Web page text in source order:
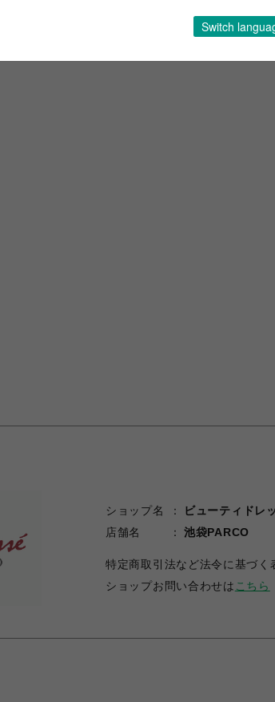
ショップ名
ビューティドレ
店舗名
池袋PARCO
特定商取引法など法令に基づく
ショップお問い合わせは こちら
Switch